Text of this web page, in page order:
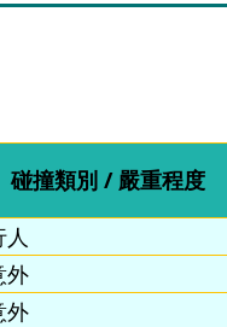
碰撞類別 / 嚴重程度
外
外